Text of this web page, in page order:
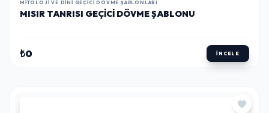
MITOLOJI VE DINI GEÇICI DÖVME ŞABLONLARI
MISIR TANRISI GEÇICI DÖVME ŞABLONU
₺0 İNCELE